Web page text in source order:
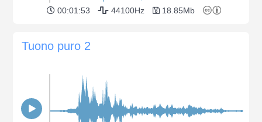
00:01:53 44100Hz 18.85Mb
Tuono puro 2